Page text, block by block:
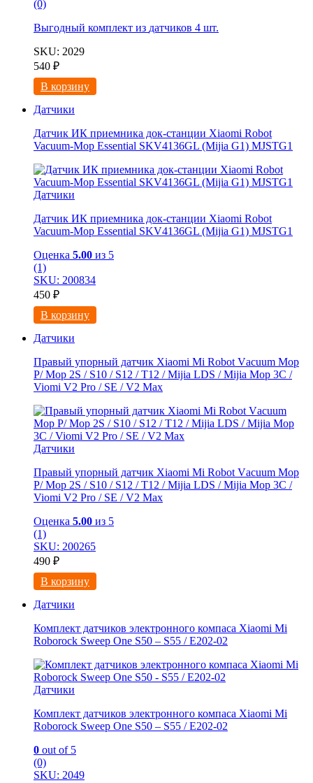
(0)
Выгодный комплект из датчиков 4 шт.
SKU: 2029
540 ₽
В корзину
Датчики
Датчик ИК приемника док-станции Xiaomi Robot
Vacuum-Mop Essential SKV4136GL (Mijia G1) MJSTG1
Датчики
Датчик ИК приемника док-станции Xiaomi Robot
Vacuum-Mop Essential SKV4136GL (Mijia G1) MJSTG1
Оценка 5.00 из 5
(1)
SKU: 200834
450 ₽
В корзину
Датчики
Правый упорный датчик Xiaomi Мi Rоbоt Vаcuum Мoр
Р/ Мop 2S / S10 / S12 / Т12 / Мijiа LDS / Mijia Mop 3C /
Viоmi V2 Рrо / SE / V2 Мaх
Датчики
Правый упорный датчик Xiaomi Мi Rоbоt Vаcuum Мoр
Р/ Мop 2S / S10 / S12 / Т12 / Мijiа LDS / Mijia Mop 3C /
Viоmi V2 Рrо / SE / V2 Мaх
Оценка 5.00 из 5
(1)
SKU: 200265
490 ₽
В корзину
Датчики
Комплект датчиков электронного компаса Xiaomi Mi
Roborock Sweep One S50 – S55 / E202-02
Датчики
Комплект датчиков электронного компаса Xiaomi Mi
Roborock Sweep One S50 – S55 / E202-02
0 out of 5
(0)
SKU: 2049